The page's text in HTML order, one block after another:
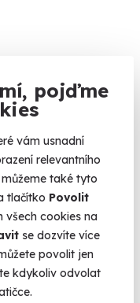
pojďme
vám usnadní
relevantního
také tyto
tlačítko Povolit
všech cookies na
se dozvíte více
povolit jen
kdykoliv odvolat
slunce s